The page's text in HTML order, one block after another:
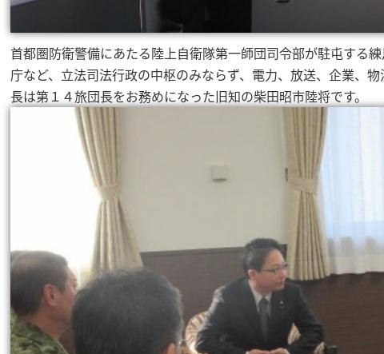
首都圏防衛警備にあたる陸上自衛隊第一師団司令部が駐屯する
庁など、立法司法行政の中枢のみならず、電力、放送、企業、
長は第１４旅団長をお務めになった旧知の柴田昭市陸将です。